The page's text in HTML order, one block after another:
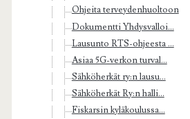
Ohjeita terveydenhuoltoon
Dokumentti Yhdysvalloi...
Lausunto RTS-ohjeesta ...
Asiaa 5G-verkon turval...
Sähköherkät ry:n lausu...
Sähköherkät Ry:n halli...
Fiskarsin kyläkoulussa...